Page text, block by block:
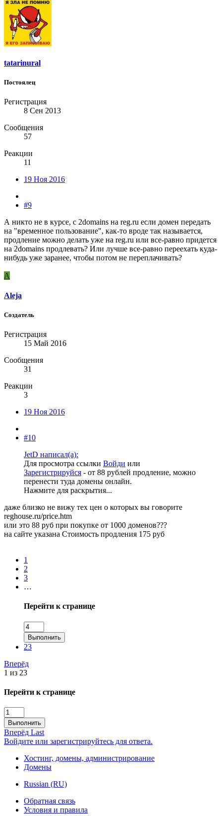
tatarinural
Постоялец
Регистрация
8 Сен 2013
Сообщения
57
Реакции
11
19 Ноя 2016
#9
А никто не в курсе, с 2domains на reg.ru если домен передать
на "временное пользование", как-то вроде так называется,
продление можно делать уже на reg.ru или все-равно придется
на 2domains продлевать? Или лучше все-равно переехать куда-
нибудь уже заранее, чтобы потом не переплачивать?
A
Aleja
Создатель
Регистрация
15 Май 2016
Сообщения
31
Реакции
3
19 Ноя 2016
#10
JetD написал(а):
Для просмотра ссылки Войди или
Зарегистрируйся - от 88 рублей продление, можно
перенести туда домены онлайн.
Нажмите для раскрытия...
даже близко не вижу тех цен о которых вы говорите
reghouse.ru/price.htm
или это 88 руб при покупке от 1000 доменов???
на сайте указана Стоимость продления 175 руб
1
2
3
…
Перейти к странице
Выполнить
23
Вперёд
1 из 23
Перейти к странице
Выполнить
Вперёд Last
Войдите или зарегистрируйтесь для ответа.
Хостинг, домены, администрирование
Домены
Russian (RU)
Обратная связь
Условия и правила